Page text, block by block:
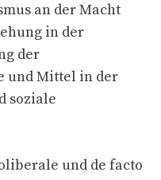
an der Macht
in der
der
und Mittel in der
soziale
und de facto